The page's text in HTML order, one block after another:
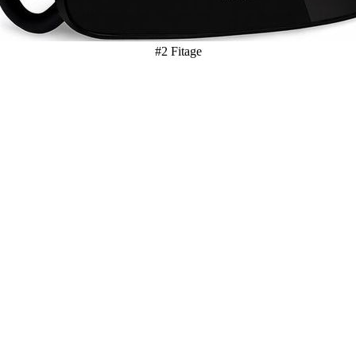
#2 Fitage